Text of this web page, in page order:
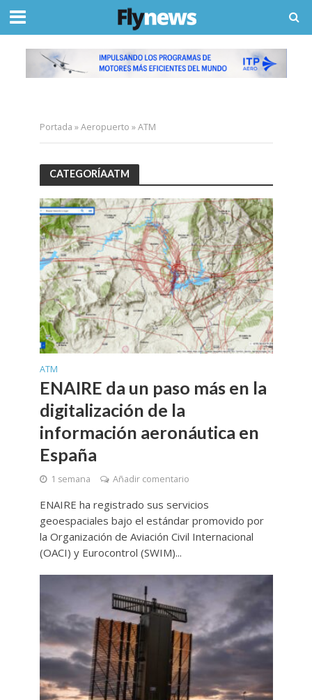
Portada »Aeropuerto »ATM
CATEGORÍAATM
ATM
ENAIRE da un paso más en la
digitalización de la
información aeronáutica en
España
1 semana Añadir comentario
ENAIRE ha registrado sus servicios
geoespaciales bajo el estándar promovido por
la Organización de Aviación Civil Internacional
(OACI) y Eurocontrol (SWIM)...